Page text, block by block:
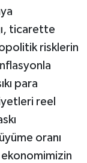
ticarette
risklerin
para
reel
oranı
ekonomimizin